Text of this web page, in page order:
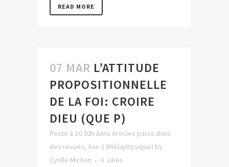
READ MORE
07 MAR L’ATTITUDE
PROPOSITIONNELLE
DE LA FOI: CROIRE
DIEU (QUE P)
Posté à 16:30h dans Articles parus dans
des revues, Axe 2 (Métaphysique) by
Cyrille Michon
0 Likes